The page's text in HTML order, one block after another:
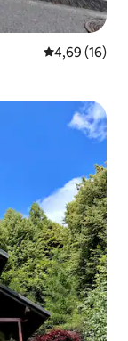
Évaluation
4,69 (16)